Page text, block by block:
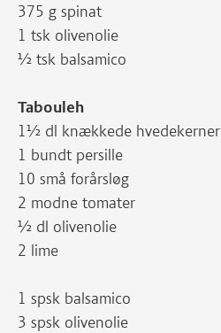
375 g spinat
1 tsk olivenolie
½ tsk balsamico
Tabouleh
1½ dl knækkede hvedekerner
1 bundt persille
10 små forårsløg
2 modne tomater
½ dl olivenolie
2 lime
1 spsk balsamico
3 spsk olivenolie